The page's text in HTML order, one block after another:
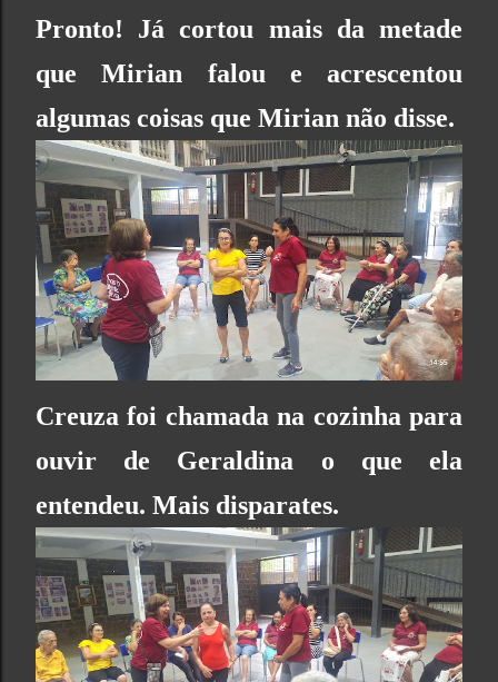
Pronto! Já cortou mais da metade
que Mirian falou e acrescentou
algumas coisas que Mirian não disse.
Creuza foi chamada na cozinha para
ouvir de Geraldina o que ela
entendeu. Mais disparates.